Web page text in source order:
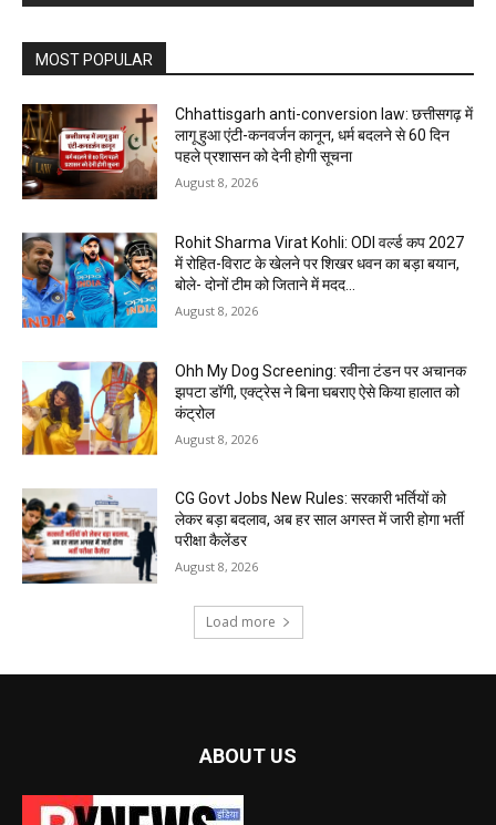
MOST POPULAR
Chhattisgarh anti-conversion law: छत्तीसगढ़ में
लागू हुआ एंटी-कनवर्जन कानून, धर्म बदलने से 60 दिन
पहले प्रशासन को देनी होगी सूचना
August 8, 2026
Rohit Sharma Virat Kohli: ODI वर्ल्ड कप 2027
में रोहित-विराट के खेलने पर शिखर धवन का बड़ा बयान,
बोले- दोनों टीम को जिताने में मदद...
August 8, 2026
Ohh My Dog Screening: रवीना टंडन पर अचानक
झपटा डॉगी, एक्ट्रेस ने बिना घबराए ऐसे किया हालात को
कंट्रोल
August 8, 2026
CG Govt Jobs New Rules: सरकारी भर्तियों को
लेकर बड़ा बदलाव, अब हर साल अगस्त में जारी होगा भर्ती
परीक्षा कैलेंडर
August 8, 2026
Load more
ABOUT US